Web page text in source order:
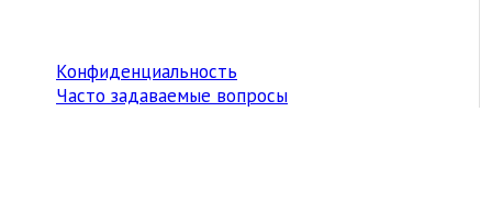
Конфиденциальность
Часто задаваемые вопросы